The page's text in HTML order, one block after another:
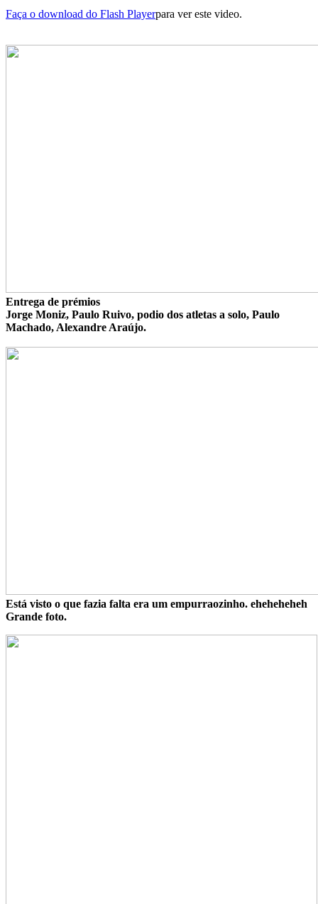
Faça o download do Flash Playerpara ver este video.
Entrega de prémios
Jorge Moniz, Paulo Ruivo, podio dos atletas a solo, Paulo
Machado, Alexandre Araújo.
Está visto o que fazia falta era um empurraozinho. eheheheheh
Grande foto.